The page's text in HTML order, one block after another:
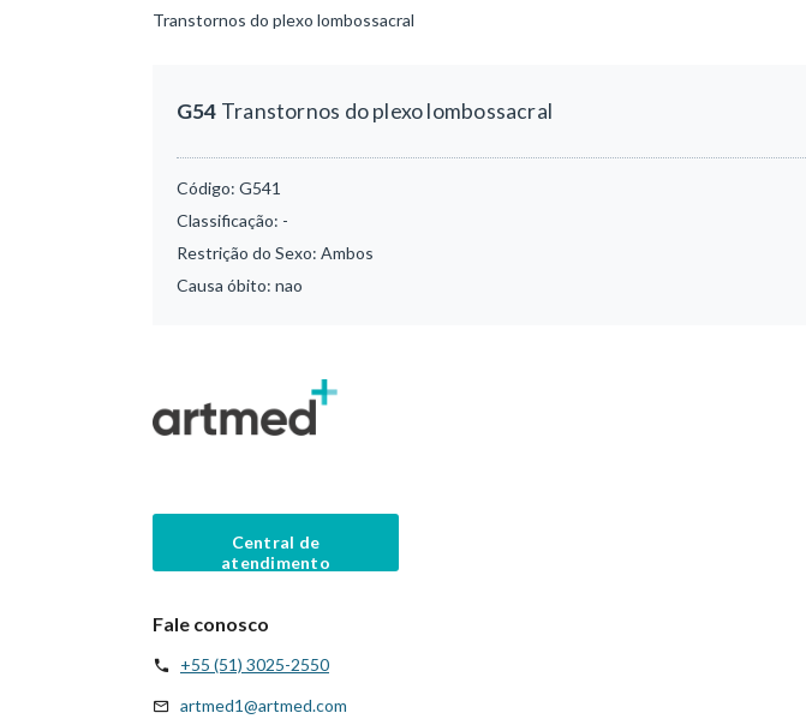
Transtornos do plexo lombossacral
G54 Transtornos do plexo lombossacral
Código: G541
Classificação: -
Restrição do Sexo: Ambos
Causa óbito: nao
Central de
atendimento
Fale conosco
+55 (51) 3025-2550
artmed1@artmed.com